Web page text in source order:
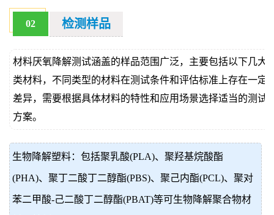
02 检测样品
材料厌氧降解测试涵盖的样品范围广泛，主要包括以下几大
类材料，不同类型的材料在测试条件和评估标准上存在一定
差异，需要根据具体材料的特性和应用场景选择适当的测试
方案。
生物降解塑料：包括聚乳酸(PLA)、聚羟基烷酸酯
(PHA)、聚丁二酸丁二醇酯(PBS)、聚己内酯(PCL)、聚对
苯二甲酸-己二酸丁二醇酯(PBAT)等可生物降解聚合物材